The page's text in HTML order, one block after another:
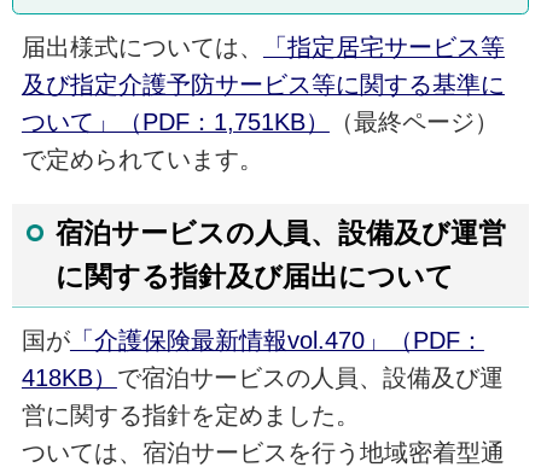
届出様式については、
「指定居宅サービス等
及び指定介護予防サービス等に関する基準に
ついて」（PDF：1,751KB）
（最終ページ）
で定められています。
宿泊サービスの人員、設備及び運営
に関する指針及び届出について
国が「介護保険最新情報vol.470」（PDF：
418KB） で宿泊サービスの人員、設備及び運
営に関する指針を定めました。
ついては、宿泊サービスを行う地域密着型通